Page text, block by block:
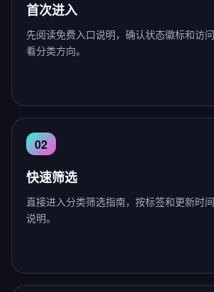
首次进入
先阅读免费入口说明，确认状态徽标和访
看分类方向。
快速筛选
直接进入分类筛选指南，按标签和更新时
说明。